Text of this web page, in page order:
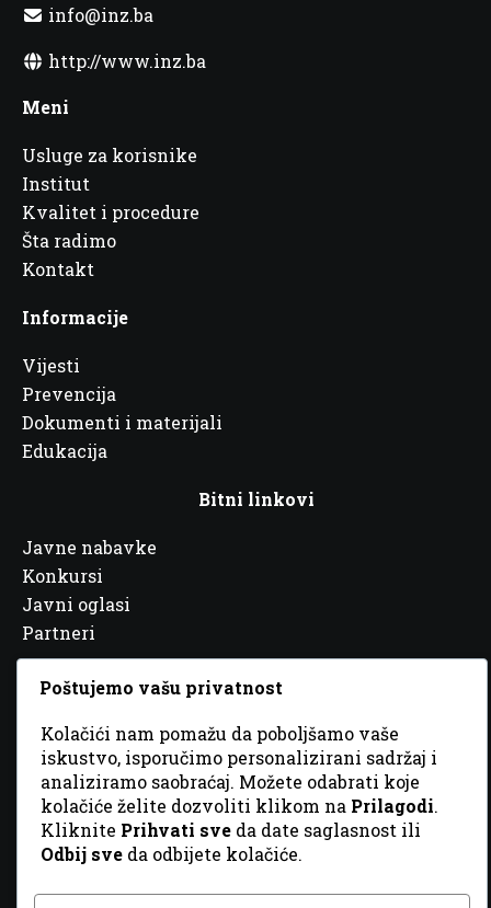
info@inz.ba
http://www.inz.ba
Meni
Usluge za korisnike
Institut
Kvalitet i procedure
Šta radimo
Kontakt
Informacije
Vijesti
Prevencija
Dokumenti i materijali
Edukacija
Bitni linkovi
Javne nabavke
Konkursi
Javni oglasi
Partneri
© 2026 Sva prava zadržana. DizajnGordonDM
Poštujemo vašu privatnost
Kolačići nam pomažu da poboljšamo vaše
iskustvo, isporučimo personalizirani sadržaj i
analiziramo saobraćaj. Možete odabrati koje
kolačiće želite dozvoliti klikom na Prilagodi.
Kliknite Prihvati sve da date saglasnost ili
Odbij sve da odbijete kolačiće.